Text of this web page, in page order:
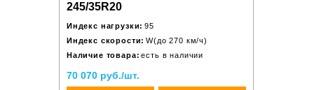
245/35R20
Индекс нагрузки: 95
Индекс скорости: W(до 270 км/ч)
Наличие товара: есть в наличии
70 070 руб./шт.